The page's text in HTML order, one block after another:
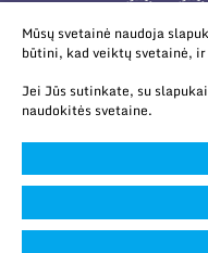
© 2026 Valstybinis
technologijos mokslų
Mūsų svetainė naudoja
būtini, kad veiktų svetainė,
Jei Jūs sutinkate, su
naudokitės svetaine.